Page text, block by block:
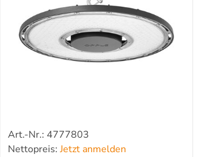
Art.-Nr.: 4777803
Nettopreis:Jetzt anmelden